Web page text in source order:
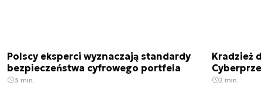
Polscy eksperci wyznaczają standardy
bezpieczeństwa cyfrowego portfela
3 min.
Kradzież
2 min.